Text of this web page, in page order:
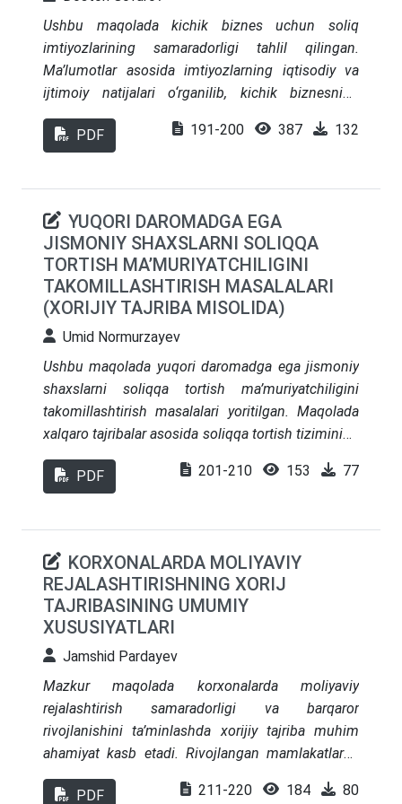
Ushbu maqolada kichik biznes uchun soliq
imtiyozlarining samaradorligi tahlil qilingan.
Ma’lumotlar asosida imtiyozlarning iqtisodiy va
ijtimoiy natijalari o‘rganilib, kichik biznesning
YaIMdagi ulushi, davlat byudjeti tushumlaridagi
o‘rni, yangi tashkil etilgan korxonalar soni va
byudjet tushumlariga bosim ko‘rsatishi mumkin
bo‘lsa-da, uzoq muddatli istiqbolda iqtisodiy
faollikni kuchaytirish, tadbirkorlik muhitini
rivojlantirish va ijtimoiy barqarorlikni ta’minlash
orqali o‘zini to‘liq oqlagan. Maqola yakunida kichik
biznesni qo‘llab-quvvatlash bo‘yicha istiqbolli
tavsiyalar berilgan.
PDF 191-200 387 132
YUQORI DAROMADGA EGA
JISMONIY SHAXSLARNI SOLIQQA
TORTISH MA’MURIYATCHILIGINI
TAKOMILLASHTIRISH MASALALARI
(XORIJIY TAJRIBA MISOLIDA)
Umid Normurzayev
Ushbu maqolada yuqori daromadga ega jismoniy
shaxslarni soliqqa tortish ma’muriyatchiligini
takomillashtirish masalalari yoritilgan. Maqolada
xalqaro tajribalar asosida soliqqa tortish tizimining
samaradorligini oshirish yo‘llari tahlil qilingan
hamda O‘zbekiston sharoitida qo‘llash mumkin
stavkalarini belgilash tamoyillari, soliqqa tortishda
shaffoflik va adolatni ta’minlash, soliq
ma’muriyatchiligida raqamlashtirish va elektron
tizimlardan foydalanish, shuningdek, soliqni
yashirish va chet elga kapital chiqib ketishining
oldini olish mexanizmlari. O‘zbekiston uchun
yuqori daromadga ega jismoniy shaxslarni soliqqa
tortish ma’muriyatchiligini takomillashtirish
bo‘yicha aniq taklif va tavsiyalar ishlab chiqilgan.
PDF 201-210 153 77
KORXONALARDA MOLIYAVIY
REJALASHTIRISHNING XORIJ
TAJRIBASINING UMUMIY
XUSUSIYATLARI
Jamshid Pardayev
Mazkur maqolada korxonalarda moliyaviy
rejalashtirish samaradorligi va barqaror
rivojlanishini ta’minlashda xorijiy tajriba muhim
ahamiyat kasb etadi. Rivojlangan mamlakatlarda
moliyaviy rejalashtirish, avvalo, bozor
mexanizmlari, raqamli texnologiyalar va moliyaviy
PDF 211-220 184 80